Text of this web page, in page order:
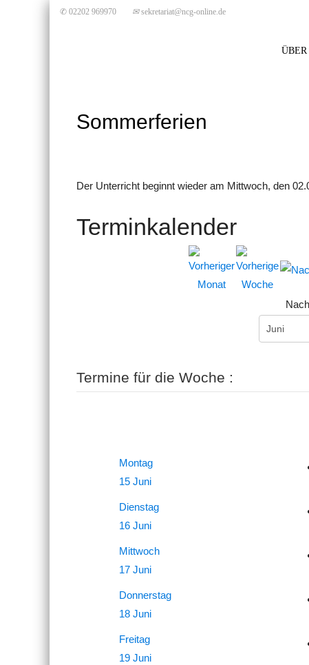
✆ 02202 969970 ✉sekretariat@ncg-online.de
ÜBER
Sommerferien
Der Unterricht beginnt wieder am Mittwoch, den
Terminkalender
Termine für die Woche :
Montag
15 Juni
Dienstag
16 Juni
Mittwoch
17 Juni
Donnerstag
18 Juni
Freitag
19 Juni